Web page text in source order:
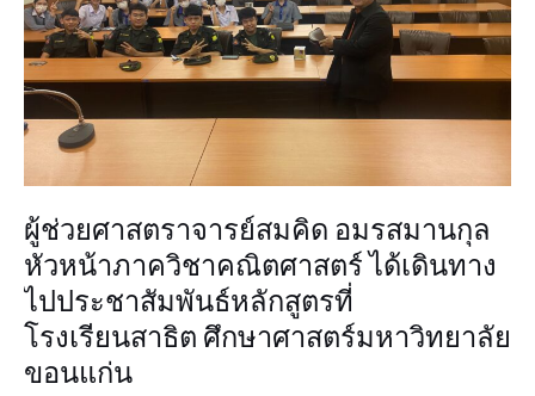
ผู้ช่วยศาสตราจารย์สมคิด อมรสมานกุล
หัวหน้าภาควิชาคณิตศาสตร์ ได้เดินทาง
ไปประชาสัมพันธ์หลักสูตรที่
โรงเรียนสาธิต ศึกษาศาสตร์มหาวิทยาลัย
ขอนแก่น
หัวหน้า
ภาค
วิชา
คณิตศาสตร์
ได้
ประชาสัมพันธ์
หลักสูตร
ที่
โรงเรียนสาธิต
ศึกษา
มหาวิทยาลัย